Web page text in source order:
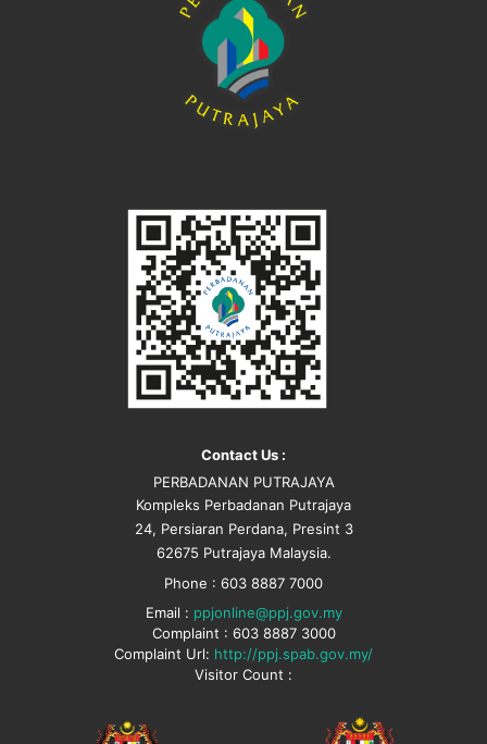
Contact Us :
PERBADANAN PUTRAJAYA
Kompleks Perbadanan Putrajaya
24, Persiaran Perdana, Presint 3
62675 Putrajaya Malaysia.
Phone : 603 8887 7000
Email : ppjonline@ppj.gov.my
Complaint : 603 8887 3000
Complaint Url: http://ppj.spab.gov.my/
Visitor Count :